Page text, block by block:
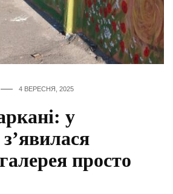
4 ВЕРЕСНЯ, 2025
у
просто